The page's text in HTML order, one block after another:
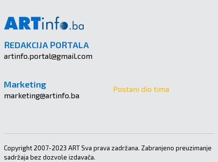
REDAKCIJA PORTALA
artinfo.portal@gmail.com
Marketing
marketing@artinfo.ba
Postani dio tima
Copyright 2007-2023 ART Sva prava zadržana. Zabranjeno preuzimanje
sadržaja bez dozvole izdavača.